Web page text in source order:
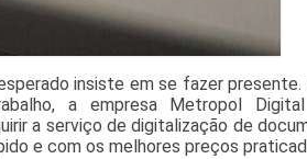
insiste em se fazer
a empresa Metropol
a serviço de digitalização de
e com os melhores preços